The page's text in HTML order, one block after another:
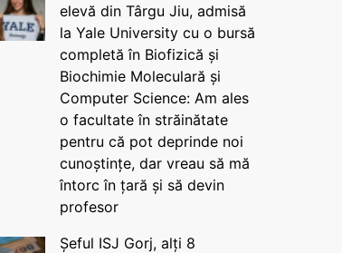
elevă din Târgu Jiu, admisă
la Yale University cu o bursă
completă în Biofizică și
Biochimie Moleculară și
Computer Science: Am ales
o facultate în străinătate
pentru că pot deprinde noi
cunoștințe, dar vreau să mă
întorc în țară și să devin
profesor
Șeful ISJ Gorj, alți 8